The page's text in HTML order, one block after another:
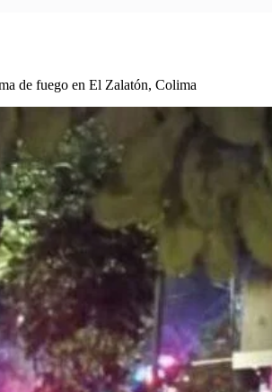
de fuego en El Zalatón, Colima